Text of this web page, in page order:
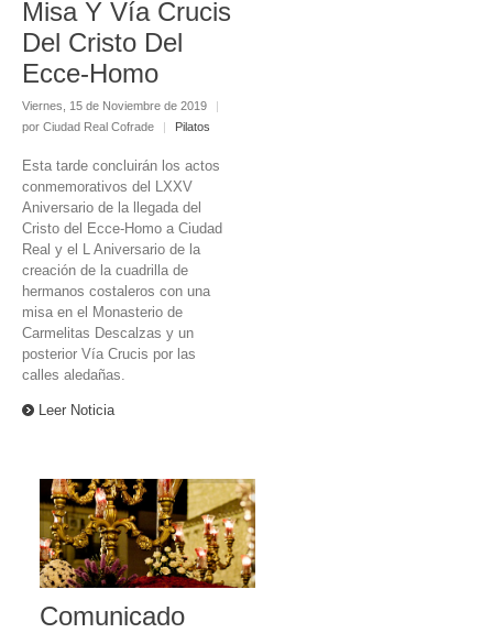
Misa Y Vía Crucis
Del Cristo Del
Ecce-Homo
Viernes, 15 de Noviembre de 2019
|
por Ciudad Real Cofrade
| Pilatos
Esta tarde concluirán los actos
conmemorativos del LXXV
Aniversario de la llegada del
Cristo del Ecce-Homo a Ciudad
Real y el L Aniversario de la
creación de la cuadrilla de
hermanos costaleros con una
misa en el Monasterio de
Carmelitas Descalzas y un
posterior Vía Crucis por las
calles aledañas.
Leer Noticia
Comunicado